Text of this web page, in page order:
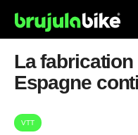
La
Espagne
VTT